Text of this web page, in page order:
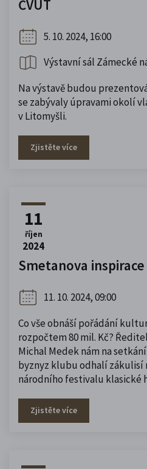
ČVUT
5. 10. 2024, 16:00
Výstavní sál Zámecké
Na výstavě budou
se zabývaly úpravami okolí
v Litomyšli.
Zjistěte více
11
říjen
2024
Smetanova
11. 10. 2024, 09:00
Co vše obnáší pořádání
rozpočtem 80 mil. Kč?
Michal Medek nám na
byznyz klubu odhalí zákulisí
národního festivalu klasické
Zjistěte více